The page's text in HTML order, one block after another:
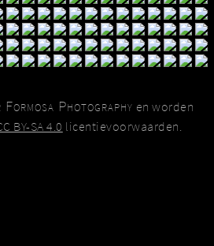
Photography en worden
BY-SA 4.0 licentievoorwaarden.